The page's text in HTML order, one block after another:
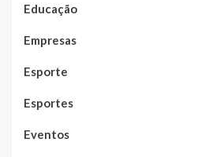
Educação
Empresas
Esporte
Esportes
Eventos